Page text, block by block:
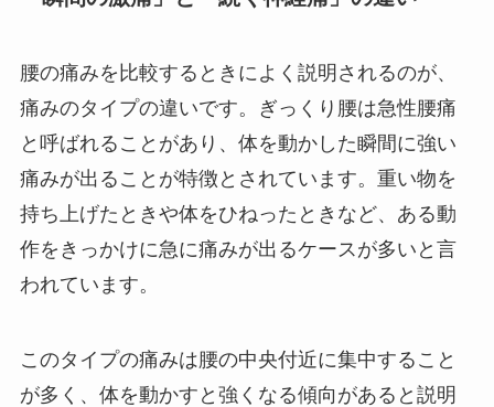
腰の痛みを比較するときによく説明されるのが、
痛みのタイプの違いです。ぎっくり腰は急性腰痛
と呼ばれることがあり、体を動かした瞬間に強い
痛みが出ることが特徴とされています。重い物を
持ち上げたときや体をひねったときなど、ある動
作をきっかけに急に痛みが出るケースが多いと言
われています。
このタイプの痛みは腰の中央付近に集中すること
が多く、体を動かすと強くなる傾向があると説明